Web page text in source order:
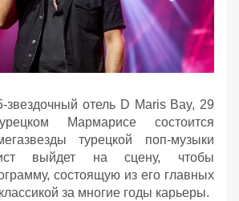
звездочный отель D Maris Bay, 29
Мармарисе состоится
турецкой поп-музыки
выйдет на сцену, чтобы
состоящую из его главных
за многие годы карьеры.